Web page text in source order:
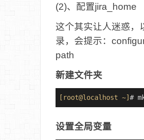
(2)、配置jira_home
这个其实让人迷惑，
录，会提示：
path
新建文件夹
[root@localhost ~] #
设置全局变量